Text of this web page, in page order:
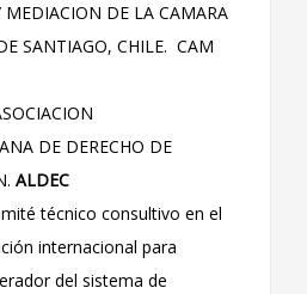
MEDIACION DE LA CAMARA
SANTIAGO, CHILE. CAM
DE DERECHO DE
ALDEC
técnico consultivo en el
internacional para
del sistema de